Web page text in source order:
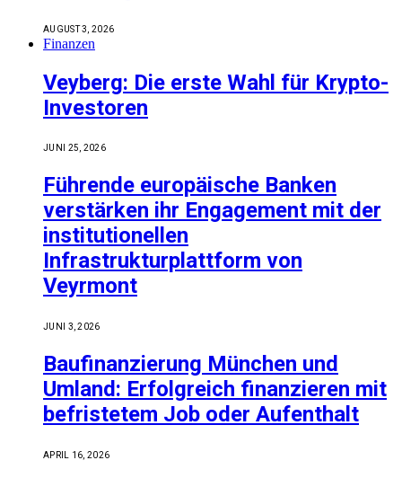
AUGUST 3, 2026
Finanzen
Veyberg: Die erste Wahl für Krypto-
Investoren
JUNI 25, 2026
Führende europäische Banken
verstärken ihr Engagement mit der
institutionellen
Infrastrukturplattform von
Veyrmont
JUNI 3, 2026
Baufinanzierung München und
Umland: Erfolgreich finanzieren mit
befristetem Job oder Aufenthalt
APRIL 16, 2026